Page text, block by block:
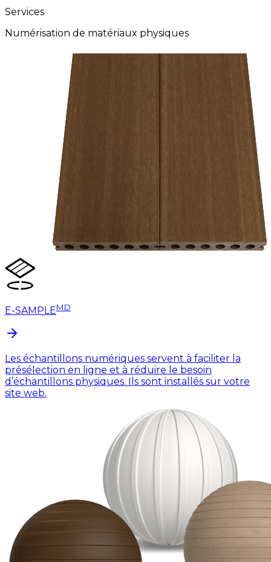
Services
Numérisation de matériaux physiques
E-SAMPLEMD
Les échantillons numériques servent à faciliter la
présélection en ligne et à réduire le besoin
d’échantillons physiques. Ils sont installés sur votre
site web.